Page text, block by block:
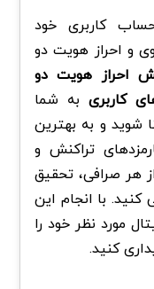
کاربری خود
و احراز هویت دو
احراز هویت دو
کاربری به شما
شوید و به بهترین
تراکنش و
هر صرافی، تحقیق
کنید. با انجام این
مورد نظر خود را
کنید.